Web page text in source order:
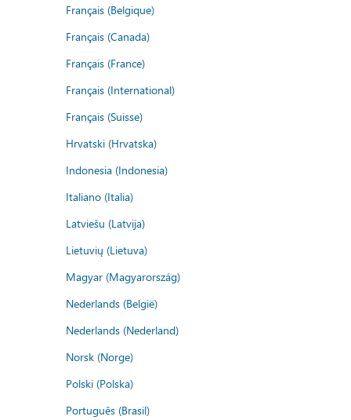
Français (Belgique)
Français (Canada)
Français (France)
Français (International)
Français (Suisse)
Hrvatski (Hrvatska)
Indonesia (Indonesia)
Italiano (Italia)
Latviešu (Latvija)
Lietuvių (Lietuva)
Magyar (Magyarország)
Nederlands (België)
Nederlands (Nederland)
Norsk (Norge)
Polski (Polska)
Português (Brasil)